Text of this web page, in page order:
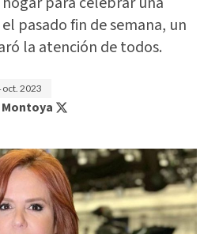
pasado fin de semana, un
la atención de todos.
oct. 2023